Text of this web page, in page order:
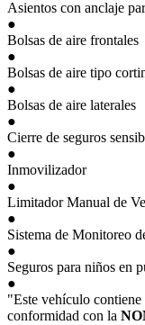
Asientos con anclaje
●
Bolsas de aire frontales
●
Bolsas de aire tipo
●
Bolsas de aire laterales
●
Cierre de seguros
●
Inmovilizador
●
Limitador Manual de
●
Sistema de Monitoreo
●
Seguros para niños en
●
"Este vehículo
conformidad con la